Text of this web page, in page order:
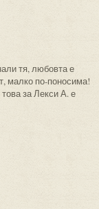
тя, любовта е
малко по-поносима!
за Лекси А. е